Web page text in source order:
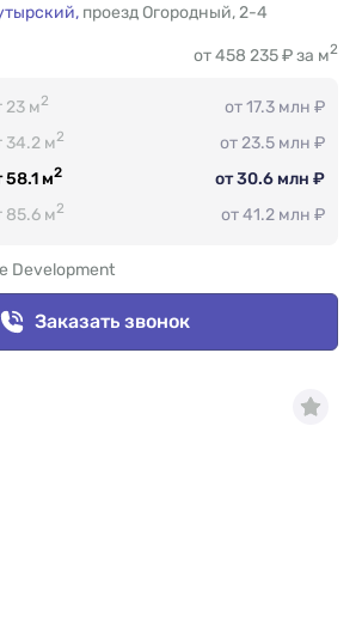
проезд Огородный,2-4
от 458 235 ₽ за м2
23 м2
от 17.3 млн ₽
34.2 м2
от 23.5 млн ₽
58.1 м2
от 30.6 млн ₽
85.6 м2 от 41.2 млн ₽
Development
Заказать звонок